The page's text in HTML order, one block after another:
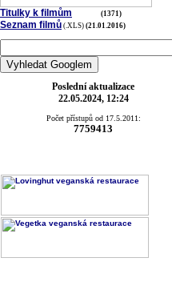
Titulky k filmům (1371)
Seznam filmů (.XLS) (21.01.2016)
Poslední aktualizace
22.05.2024, 12:24
Počet přístupů od 17.5.2011:
7759413